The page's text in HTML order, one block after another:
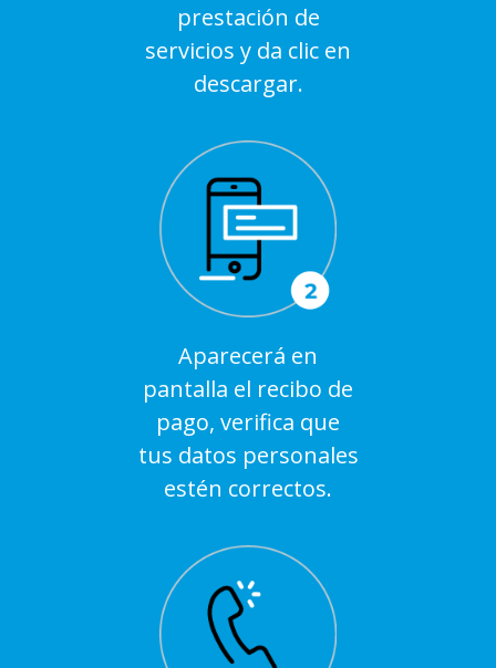
prestación de
servicios y da clic en
descargar.
Aparecerá en
pantalla el recibo de
pago, verifica que
tus datos personales
estén correctos.